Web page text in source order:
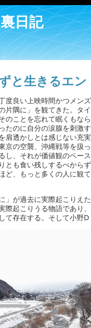
日記
と生きるエン
度良い上映時間かつメン
片隅に」を観てきた。タ
のことを忘れて眠くもな
たのに自分の涙腺を刺激
肩透かしとは感じない充
京の空襲、沖縄戦等を扱
し、それが価値観のベー
とも食い残しするべから
ど、もっと多くの人に観
」が過去に実際起こりえ
際起こりうる物語であり
て存在する。そして小野D